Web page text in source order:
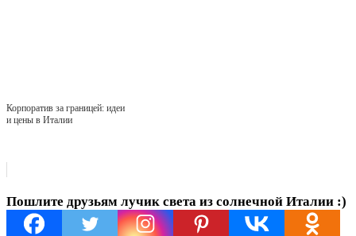
Корпоратив за границей: идеи
и цены в Италии
Пошлите друзьям лучик света из солнечной Италии :)